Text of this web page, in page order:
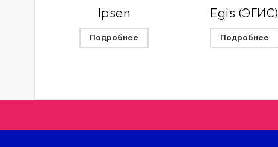
Ipsen
Подробнее
Egis (ЭГИС)
Подробнее